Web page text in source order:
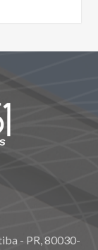
- PR, 80030-